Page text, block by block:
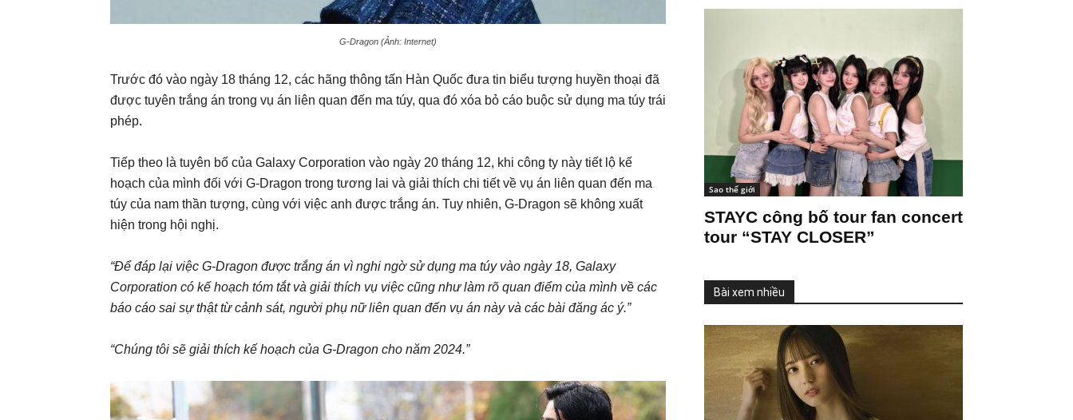
G-Dragon (Ảnh: Internet)
Trước đó vào ngày 18 tháng 12, các hãng thông tấn Hàn Quốc đưa tin biểu tượng huyền thoại đã
được tuyên trắng án trong vụ án liên quan đến ma túy, qua đó xóa bỏ cáo buộc sử dụng ma túy trái
phép.
Tiếp theo là tuyên bố của Galaxy Corporation vào ngày 20 tháng 12, khi công ty này tiết lộ kế
hoạch của mình đối với G-Dragon trong tương lai và giải thích chi tiết về vụ án liên quan đến ma
túy của nam thần tượng, cùng với việc anh được trắng án. Tuy nhiên, G-Dragon sẽ không xuất
hiện trong hội nghị.
“Để đáp lại việc G-Dragon được trắng án vì nghi ngờ sử dụng ma túy vào ngày 18, Galaxy
Corporation có kế hoạch tóm tắt và giải thích vụ việc cũng như làm rõ quan điểm của mình về các
báo cáo sai sự thật từ cảnh sát, người phụ nữ liên quan đến vụ án này và các bài đăng ác ý.”
“Chúng tôi sẽ giải thích kế hoạch của G-Dragon cho năm 2024.”
Sao thế giới
STAYC công bố tour fan concert
tour “STAY CLOSER”
Bài xem nhiều